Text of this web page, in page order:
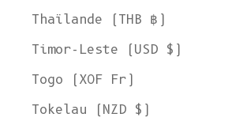
Thaïlande (THB ฿)
Timor-Leste (USD $)
Togo (XOF Fr)
Tokelau (NZD $)